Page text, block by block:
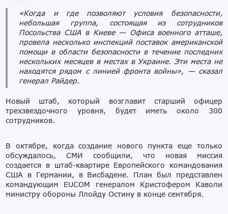
«Когда и где позволяют условия безопасности,
небольшая группа, состоящая из сотрудников
Посольства США в Киеве — Офиса военного атташе,
провела несколько инспекций поставок американской
помощи в области безопасности в течение последних
нескольких месяцев в местах в Украине. Эти места не
находятся рядом с линией фронта войны», — сказал
генерал Райдер.
Новый штаб, который возглавит старший офицер
трехзвездочного уровня, будет иметь около 300
сотрудников.
В октябре, когда создание нового пункта еще только
обсуждалось, СМИ сообщили, что новая миссия
создается в штаб-квартире Европейского командования
США в Германии, в Висбадене. План был представлен
командующим EUCOM генералом Кристофером Каволи
министру обороны Ллойду Остину в конце сентября.